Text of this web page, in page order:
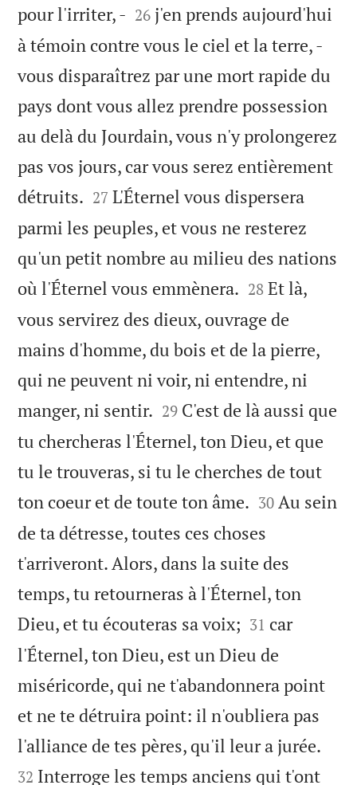
pour l'irriter, - 

26 j'en prends aujourd'hui
à témoin contre vous le ciel et la terre, -
vous disparaîtrez par une mort rapide du
pays dont vous allez prendre possession
au delà du Jourdain, vous n'y prolongerez
pas vos jours, car vous serez entièrement
détruits. 

27 L'Éternel vous dispersera
parmi les peuples, et vous ne resterez
qu'un petit nombre au milieu des nations
où l'Éternel vous emmènera. 

28 Et là,
vous servirez des dieux, ouvrage de
mains d'homme, du bois et de la pierre,
qui ne peuvent ni voir, ni entendre, ni
manger, ni sentir. 

29 C'est de là aussi que
tu chercheras l'Éternel, ton Dieu, et que
tu le trouveras, si tu le cherches de tout
ton coeur et de toute ton âme. 

30 Au sein
de ta détresse, toutes ces choses
t'arriveront. Alors, dans la suite des
temps, tu retourneras à l'Éternel, ton
Dieu, et tu écouteras sa voix; 

31 car
l'Éternel, ton Dieu, est un Dieu de
miséricorde, qui ne t'abandonnera point
et ne te détruira point: il n'oubliera pas
l'alliance de tes pères, qu'il leur a jurée.
32 Interroge les temps anciens qui t'ont